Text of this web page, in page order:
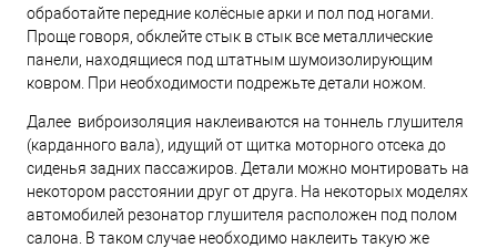
обработайте передние колёсные арки и пол под ногами.
Проще говоря, обклейте стык в стык все металлические
панели, находящиеся под штатным шумоизолирующим
ковром. При необходимости подрежьте детали ножом.
Далее виброизоляция наклеиваются на тоннель глушителя
(карданного вала), идущий от щитка моторного отсека до
сиденья задних пассажиров. Детали можно монтировать на
некотором расстоянии друг от друга. На некоторых моделях
автомобилей резонатор глушителя расположен под полом
салона. В таком случае необходимо наклеить такую же